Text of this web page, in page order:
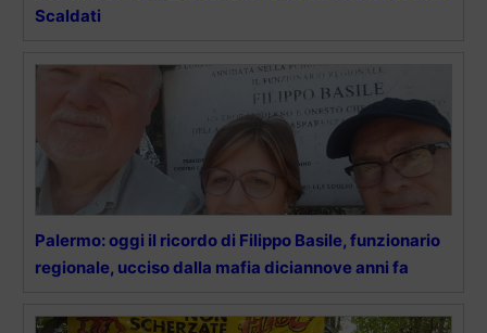
Scaldati
Palermo: oggi il ricordo di Filippo Basile, funzionario
regionale, ucciso dalla mafia diciannove anni fa